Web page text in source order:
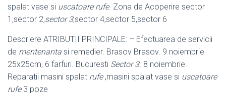
spalat vase si uscatoare rufe. Zona de Acoperire sector
1,sector 2,sector 3,sector 4,sector 5,sector 6
Descriere ATRIBUTII PRINCIPALE: – Efectuarea de servicii
de mentenanta si remedier. Brasov Brasov. 9 noiembrie
25x25cm, 6 farfuri. Bucuresti Sector 3. 8 noiembrie.
Reparatii masini spalat rufe,masini spalat vase si uscatoare
rufe3 poze